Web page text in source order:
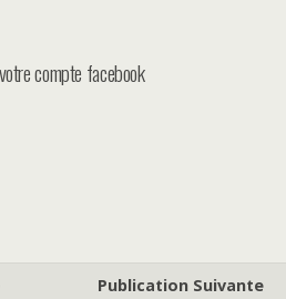
compte facebook
Publication Suivante